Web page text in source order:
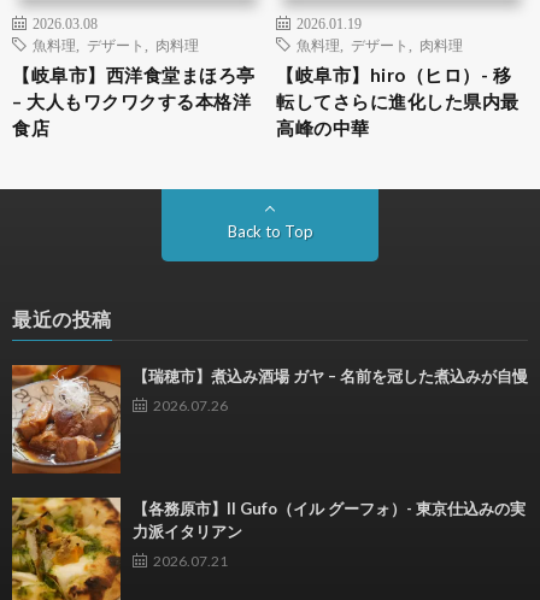
2026.03.08
魚料理
デザート 肉料理
【岐阜市】西洋食堂まほろ亭
– 大人もワクワクする本格洋
食店
2026.01.19
魚料理
デザート 肉料理
【岐阜市】hiro（ヒロ）- 移
転してさらに進化した県内最
高峰の中華
Back to Top
最近の投稿
【瑞穂市】煮込み酒場 ガヤ – 名前を冠した煮込みが自慢
2026.07.26
【各務原市】Il Gufo（イル グーフォ）- 東京仕込みの実
力派イタリアン
2026.07.21